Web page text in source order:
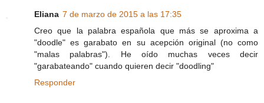
Eliana 7 de marzo de 2015 a las 17:35
Creo que la palabra española que más se aproxima a
"doodle" es garabato en su acepción original (no como
"malas palabras"). He oído muchas veces decir
"garabateando" cuando quieren decir "doodling"
Responder